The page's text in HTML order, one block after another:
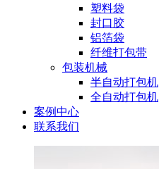
塑料袋
封口胶
铝箔袋
纤维打包带
包装机械
半自动打包机
全自动打包机
案例中心
联系我们